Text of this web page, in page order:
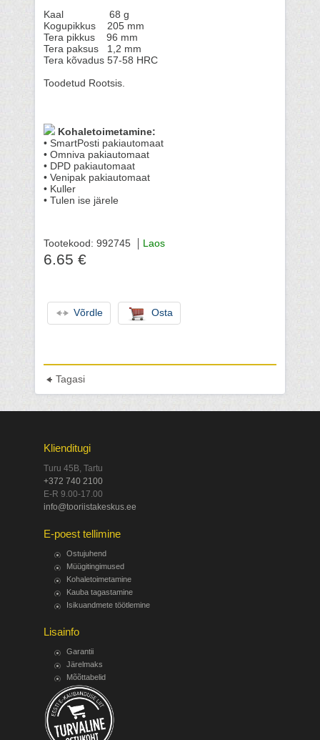
Kaal 68 g
Kogupikkus 205 mm
Tera pikkus 96 mm
Tera paksus 1,2 mm
Tera kõvadus 57-58 HRC
Toodetud Rootsis.
Kohaletoimetamine:
• SmartPosti pakiautomaat
• Omniva pakiautomaat
• DPD pakiautomaat
• Venipak pakiautomaat
• Kuller
• Tulen ise järele
Tootekood: 992745 Laos
6.65 €
Võrdle Osta
Tagasi
Klienditugi
Turu 45B, Tartu
+372 740 2100
E-R 9.00-17.00
info@tooriistakeskus.ee
E-poest tellimine
Ostujuhend
Müügitingimused
Kohaletoimetamine
Kauba tagastamine
Isikuandmete töötlemine
Lisainfo
Garantii
Järelmaks
Mõõttabelid